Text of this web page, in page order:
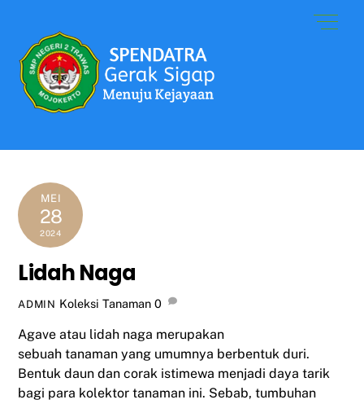
content
MEI
28
2024
Lidah Naga
ADMIN Koleksi Tanaman 0
Agave atau lidah naga merupakan
sebuahtanaman yang umumnya berbentukduri.
Bentukdaun dan corak istimewa menjadi daya tarik
bagi para kolektor tanaman ini. Sebab, tumbuhan